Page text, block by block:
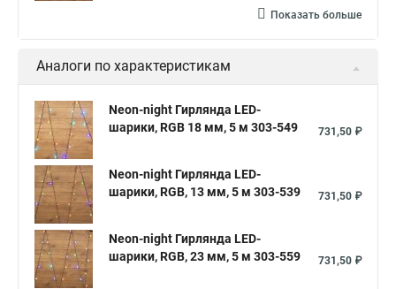
Показать больше
Аналоги по характеристикам
Neon-night Гирлянда LED-
шарики, RGB 18 мм, 5 м 303-549
731,50 ₽
Neon-night Гирлянда LED-
шарики, RGB, 13 мм, 5 м 303-539
731,50 ₽
Neon-night Гирлянда LED-
шарики, RGB, 23 мм, 5 м 303-559
731,50 ₽